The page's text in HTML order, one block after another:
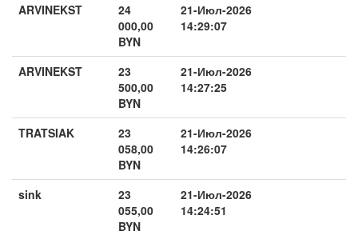
ARVINEKST
24
000,00
BYN
21-Июл-2026
14:29:07
ARVINEKST
23
500,00
BYN
21-Июл-2026
14:27:25
TRATSIAK
23
058,00
BYN
21-Июл-2026
14:26:07
sink
23
055,00
BYN
21-Июл-2026
14:24:51